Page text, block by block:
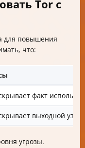
Tor с
для повышения
что:
факт
выходной узел
угрозы.